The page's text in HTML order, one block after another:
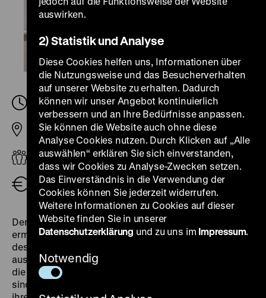
Sonntag, 17. Mai 2026, 12.00-13.00 Uhr
Pei-Bau
Erwachsene
Eintritt frei
Der Rundgang durch alle Ausstellungsräume
ermöglicht einen Blick einerseits auf die Sammlung
des Museums und andererseits auf Objektgeschichten
aus unterschiedlichen Epochen: vom Mittelalter bis in
die Gegenwart. Vor welchem politischen Hintergrund
sind Objekte entstanden? Wie und warum fanden sie
auswirken.
2) Statistik und Analyse
Diese Cookies helfen uns, Informationen über
die Nutzungsweise und das Besucherverhalten
auf unserer Website zu erhalten. Dadurch
können wir unser Angebot kontinuierlich
verbessern und an Ihre Bedürfnisse anpassen.
Sie können die Website auch ohne diese
Analyse Cookies nutzen. Durch Klicken auf „Alle
auswählen“ erklären Sie sich einverstanden,
dass wir Cookies zu Analyse-Zwecken setzen.
Das Einverständnis in die Verwendung der
Cookies können Sie jederzeit widerrufen.
Weitere Informationen zu Cookies auf dieser
Website finden Sie in unserer
Datenschutzerklärung und zu uns im Impressum.
Notwendig